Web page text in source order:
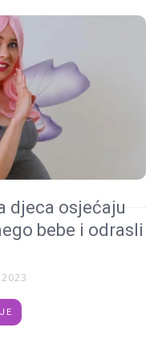
djeca osjećaju
bebe i odrasli
2023